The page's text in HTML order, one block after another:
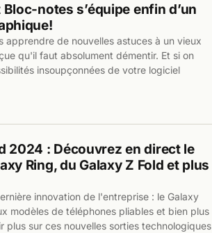
notes s’équipe enfin d’un
apprendre de nouvelles astuces à un vieux
qu'il faut absolument démentir. Et si on
insoupçonnées de votre logiciel
2024 : Découvrez en direct le
Ring, du Galaxy Z Fold et plus
innovation de l'entreprise : le Galaxy
modèles de téléphones pliables et bien plus
plus sur ces nouvelles sorties technologiques